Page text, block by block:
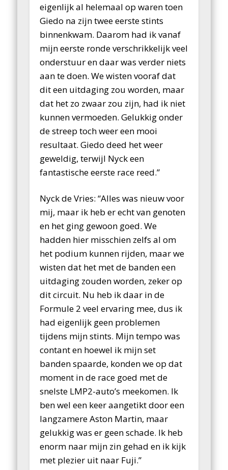
eigenlijk al helemaal op waren toen
Giedo na zijn twee eerste stints
binnenkwam. Daarom had ik vanaf
mijn eerste ronde verschrikkelijk veel
onderstuur en daar was verder niets
aan te doen. We wisten vooraf dat
dit een uitdaging zou worden, maar
dat het zo zwaar zou zijn, had ik niet
kunnen vermoeden. Gelukkig onder
de streep toch weer een mooi
resultaat. Giedo deed het weer
geweldig, terwijl Nyck een
fantastische eerste race reed.”
Nyck de Vries: “Alles was nieuw voor
mij, maar ik heb er echt van genoten
en het ging gewoon goed. We
hadden hier misschien zelfs al om
het podium kunnen rijden, maar we
wisten dat het met de banden een
uitdaging zouden worden, zeker op
dit circuit. Nu heb ik daar in de
Formule 2 veel ervaring mee, dus ik
had eigenlijk geen problemen
tijdens mijn stints. Mijn tempo was
contant en hoewel ik mijn set
banden spaarde, konden we op dat
moment in de race goed met de
snelste LMP2-auto’s meekomen. Ik
ben wel een keer aangetikt door een
langzamere Aston Martin, maar
gelukkig was er geen schade. Ik heb
enorm naar mijn zin gehad en ik kijk
met plezier uit naar Fuji.”